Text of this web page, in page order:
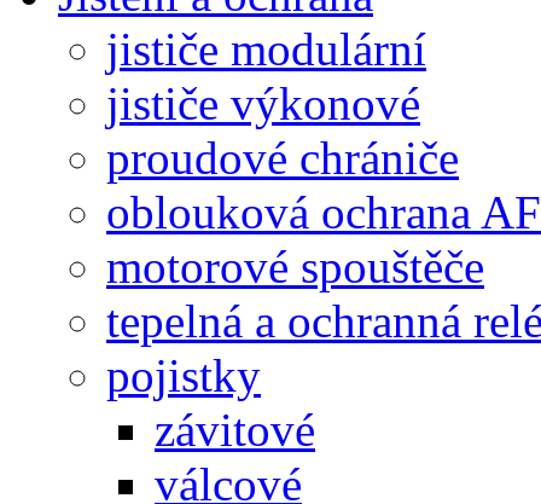
jističe modulární
jističe výkonové
proudové chrániče
oblouková ochrana
motorové spouštěče
tepelná a ochranná
pojistky
závitové
válcové